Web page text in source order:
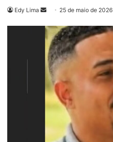
Edy Lima
Mande
mail
25 de maio de 2026